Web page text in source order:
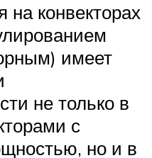
на конвекторах
имеет
не только в
с
но и в